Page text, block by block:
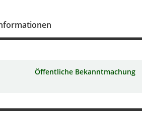
Öffentliche Bekanntmachung